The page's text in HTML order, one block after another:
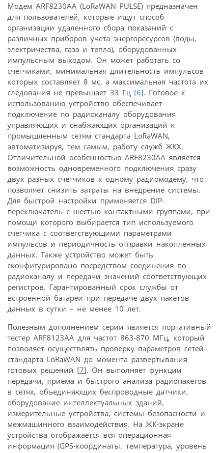
Модем ARF8230AA (LoRaWAN PULSE) предназначен
для пользователей, которые ищут способ
организации удаленного сбора показаний с
различных приборов учета энергоресурсов (воды,
электричества, газа и тепла), оборудованных
импульсным выходом. Он может работать со
счетчиками, минимальная длительность импульсов
которых составляет 8 мс, а максимальная частота их
следования не превышает 33 Гц [6]. Готовое к
использованию устройство обеспечивает
подключение по радиоканалу оборудования
управляющих и снабжающих организаций к
промышленным сетям стандарта LoRaWAN,
автоматизируя, тем самым, работу служб ЖКХ.
Отличительной особенностью ARF8230AA является
возможность одновременного подключения сразу
двух разных счетчиков к одному радиомодему, что
позволяет снизить затраты на внедрение системы.
Для быстрой настройки применяется DIP-
переключатель с шестью контактными группами, при
помощи которого выбирается тип используемого
счетчика с соответствующими параметрами
импульсов и периодичность отправки накопленных
данных. Также устройство может быть
сконфигурировано посредством соединения по
радиоканалу и передачи значений соответствующих
регистров. Гарантированный срок службы от
встроенной батареи при передаче двух пакетов
данных в сутки – не менее 10 лет.
Полезным дополнением серии является портативный
тестер ARF8123AA для частот 863-870 МГц, который
позволяет осуществлять проверку параметров сетей
стандарта LoRaWAN до момента развертывания
готовых решений [7]. Он выполняет функции
передачи, приема и быстрого анализа радиопакетов
в сетях, объединяющих беспроводные датчики,
оборудование интеллектуальных зданий,
измерительные устройства, системы безопасности и
межмашинного взаимодействия. На ЖК-экране
устройства отображается вся операционная
информация (GPS-координаты, температура, уровень